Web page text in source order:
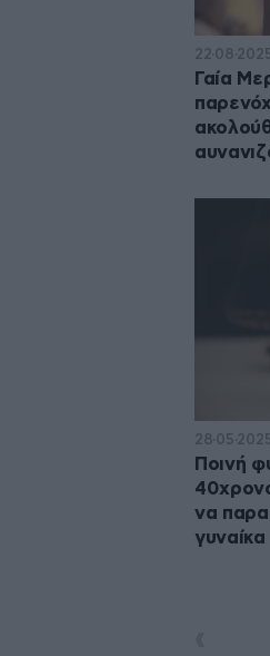
Γαία
Ποινή
να
γυναίκα